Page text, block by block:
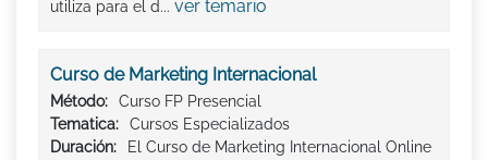
utiliza para el d... ver temario
Curso de Marketing Internacional
Método:
Curso FP Presencial
Tematica:
Cursos Especializados
Duración:
El Curso de Marketing Internacional Online